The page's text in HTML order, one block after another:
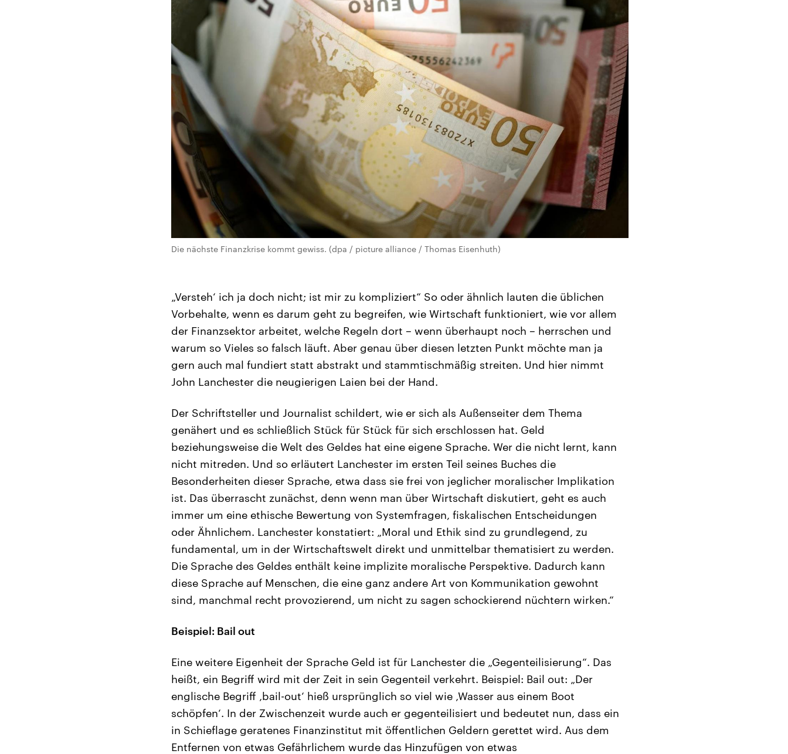
Die nächste Finanzkrise kommt gewiss. (dpa / picture alliance / Thomas Eisenhuth)
„Versteh‘ ich ja doch nicht; ist mir zu kompliziert“ So oder ähnlich lauten die üblichen
Vorbehalte, wenn es darum geht zu begreifen, wie Wirtschaft funktioniert, wie vor allem
der Finanzsektor arbeitet, welche Regeln dort – wenn überhaupt noch – herrschen und
warum so Vieles so falsch läuft. Aber genau über diesen letzten Punkt möchte man ja
gern auch mal fundiert statt abstrakt und stammtischmäßig streiten. Und hier nimmt
John Lanchester die neugierigen Laien bei der Hand.
Der Schriftsteller und Journalist schildert, wie er sich als Außenseiter dem Thema
genähert und es schließlich Stück für Stück für sich erschlossen hat. Geld
beziehungsweise die Welt des Geldes hat eine eigene Sprache. Wer die nicht lernt, kann
nicht mitreden. Und so erläutert Lanchester im ersten Teil seines Buches die
Besonderheiten dieser Sprache, etwa dass sie frei von jeglicher moralischer Implikation
ist. Das überrascht zunächst, denn wenn man über Wirtschaft diskutiert, geht es auch
immer um eine ethische Bewertung von Systemfragen, fiskalischen Entscheidungen
oder Ähnlichem. Lanchester konstatiert: „Moral und Ethik sind zu grundlegend, zu
fundamental, um in der Wirtschaftswelt direkt und unmittelbar thematisiert zu werden.
Die Sprache des Geldes enthält keine implizite moralische Perspektive. Dadurch kann
diese Sprache auf Menschen, die eine ganz andere Art von Kommunikation gewohnt
sind, manchmal recht provozierend, um nicht zu sagen schockierend nüchtern wirken.“
Beispiel: Bail out
Eine weitere Eigenheit der Sprache Geld ist für Lanchester die „Gegenteilisierung“. Das
heißt, ein Begriff wird mit der Zeit in sein Gegenteil verkehrt. Beispiel: Bail out: „Der
englische Begriff ‚bail-out‘ hieß ursprünglich so viel wie ‚Wasser aus einem Boot
schöpfen‘. In der Zwischenzeit wurde auch er gegenteilisiert und bedeutet nun, dass ein
in Schieflage geratenes Finanzinstitut mit öffentlichen Geldern gerettet wird. Aus dem
Entfernen von etwas Gefährlichem wurde das Hinzufügen von etwas